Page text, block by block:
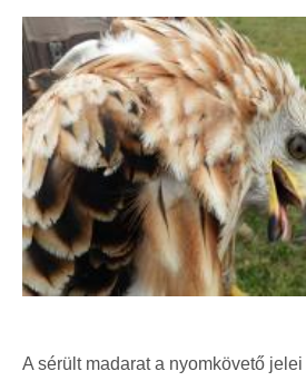
A sérült madarat a nyomkövető